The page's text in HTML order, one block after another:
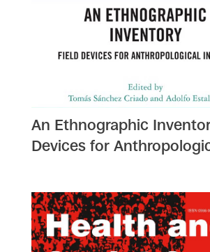
An Ethnographic
Devices for